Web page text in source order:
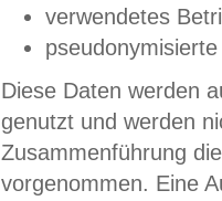
verwendetes
Diese Daten werden
genutzt und werden
Zusammenführung
vorgenommen. Eine